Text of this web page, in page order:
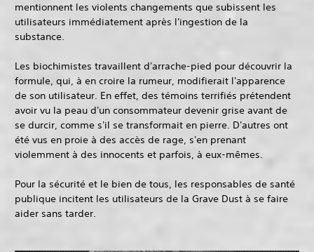
mentionnent les violents changements que subissent les
utilisateurs immédiatement après l'ingestion de la
substance.
Les biochimistes travaillent d'arrache-pied pour découvrir la
formule, qui, à en croire la rumeur, modifierait l'apparence
de son utilisateur. En effet, des témoins terrifiés prétendent
avoir vu la peau d'un consommateur devenir grise avant de
se durcir, comme s'il se transformait en pierre. D'autres ont
été vus en proie à des accès de rage, s'en prenant
violemment à des innocents et parfois, à eux-mêmes.
Pour la sécurité et le bien de tous, les responsables de santé
publique incitent les utilisateurs de la Grave Dust à se faire
aider sans tarder.